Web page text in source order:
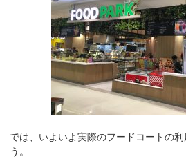
では、いよいよ実際のフードコートの
う。